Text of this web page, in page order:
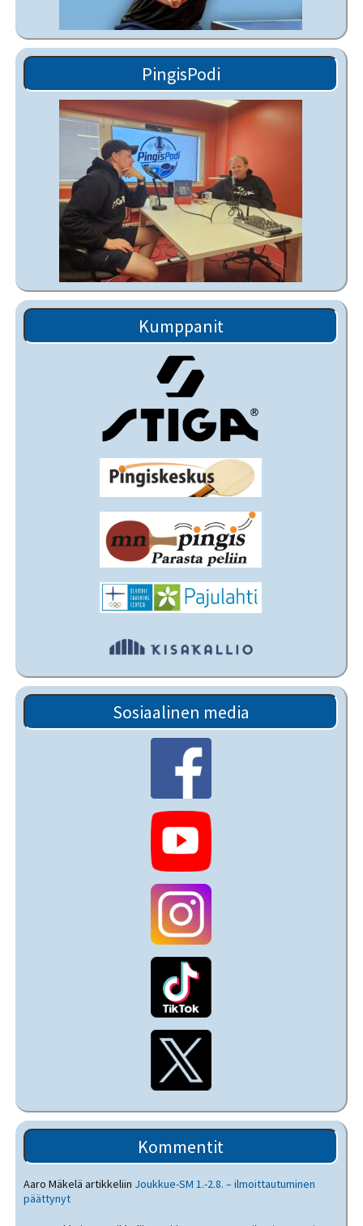
PingisPodi
Kumppanit
Sosiaalinen media
Kommentit
Aaro Mäkelä artikkeliin Joukkue-SM 1.-2.8. – ilmoittautuminen
päättynyt